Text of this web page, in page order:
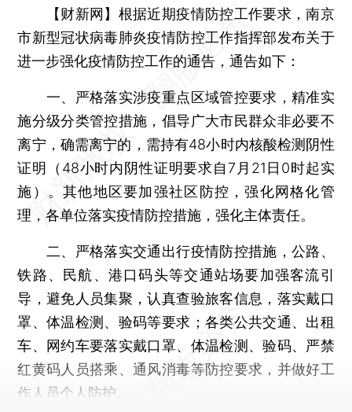
【财新网】 根据近期疫情防控工作要求，南京
市新型冠状病毒肺炎疫情防控工作指挥部发布关于
进一步强化疫情防控工作的通告，通告如下：
一、严格落实涉疫重点区域管控要求，精准实
施分级分类管控措施，倡导广大市民群众非必要不
离宁，确需离宁的，需持有48小时内核酸检测阴性
证明（48小时内阴性证明要求自7月21日0时起实
施）。其他地区要加强社区防控，强化网格化管
理，各单位落实疫情防控措施，强化主体责任。
二、严格落实交通出行疫情防控措施，公路、
铁路、民航、港口码头等交通站场要加强客流引
导，避免人员集聚，认真查验旅客信息，落实戴口
罩、体温检测、验码等要求；各类公共交通、出租
车、网约车要落实戴口罩、体温检测、验码、严禁
红黄码人员搭乘、通风消毒等防控要求，并做好工
作人员个人防护。